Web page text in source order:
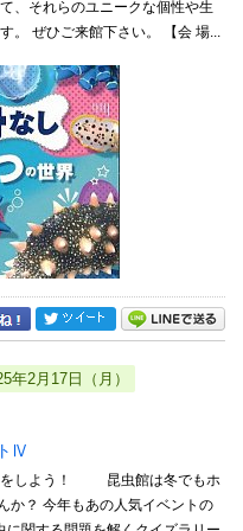
、それらのユニークな個性や生
。 ぜひご来館下さい。 【会 場...
年2月17日（月）
Ⅳ
をしよう！ 昆虫館は冬でもホ
か？ 今年もあの人気イベントの